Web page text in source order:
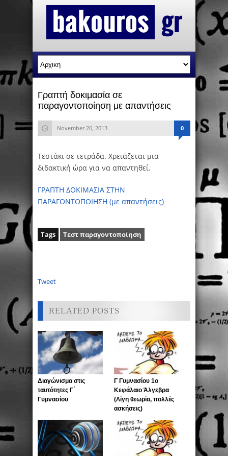
Γραπτή δοκιμασία σε
παραγοντοποίηση με απαντήσεις
November 20, 2013 0
Τεστάκι σε τετράδα. Χρειάζεται μια
διδακτική ώρα για να απαντηθεί.
ΓΡΑΠΤΗ ΔΟΚΙΜΑΣΙΑ ΣΤΗΝ
ΠΑΡΑΓΟΝΤΟΠΟΙΗΣΗ (με απαντήσεις)
Tags Τεστ παραγοντοποίηση
Tweet
RELATED POSTS
Διαγώνισμα στις
ταυτότητες Γ΄
Γυμνασίου
Γ Γυμνασίου 1ο
Κεφάλαιο Άλγεβρα
(Λίγη θεωρία, πολλές
ασκήσεις)